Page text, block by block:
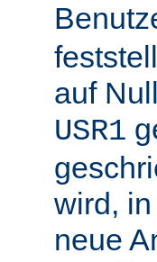
auf
USR1
wird,
neue